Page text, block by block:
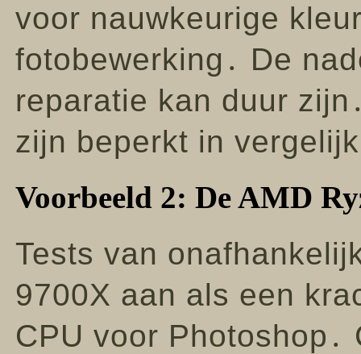
voor nauwkeurige
fotobewerking․ De
reparatie kan duur
zijn beperkt in
Voorbeeld 2: De AMD
Tests van
9700X aan als een
CPU voor